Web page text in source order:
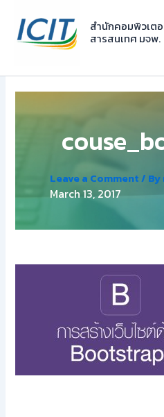
content
สำนักคอมพิวเตอ
สารสนเทศ มจพ.
Leave a Comment / By
March 13, 2017